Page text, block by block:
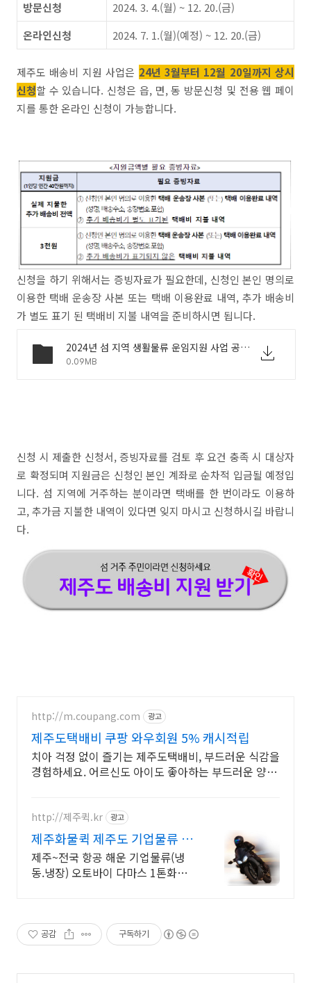
방문신청
2024. 3. 4.(월) ~ 12. 20.(금)
온라인신청
2024. 7. 1.(월)(예정) ~ 12. 20.(금)
제주도 배송비 지원 사업은 24년 3월부터 12월 20일까지 상시
신청할 수 있습니다. 신청은 읍, 면, 동 방문신청 및 전용 웹 페이
지를 통한 온라인 신청이 가능합니다.
신청을 하기 위해서는 증빙자료가 필요한데, 신청인 본인 명의로
이용한 택배 운송장 사본 또는 택배 이용완료 내역, 추가 배송비
가 별도 표기 된 택배비 지불 내역을 준비하시면 됩니다.
2024년 섬 지역 생활물류 운임지원 사업 공고문 ★.hwpx
0.09MB
신청 시 제출한 신청서, 증빙자료를 검토 후 요건 충족 시 대상자
로 확정되며 지원금은 신청인 본인 계좌로 순차적 입금될 예정입
니다. 섬 지역에 거주하는 분이라면 택배를 한 번이라도 이용하
고, 추가금 지불한 내역이 있다면 잊지 마시고 신청하시길 바랍니
다.
http://m.coupang.com 광고
제주도택배비 쿠팡 와우회원 5% 캐시적립
치아 걱정 없이 즐기는 제주도택배비, 부드러운 식감을
경험하세요. 어르신도 아이도 좋아하는 부드러운 양갱,
http://제주퀵.kr 광고
제주화물퀵 제주도 기업물류 배
송 전문
제주~전국 항공 해운 기업물류(냉
동.냉장) 오토바이 다마스 1톤화물
공감 구독하기